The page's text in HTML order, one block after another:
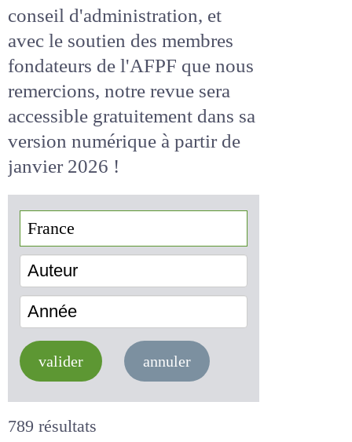
Suite à la décision de notre
conseil d'administration, et
avec le soutien des membres
fondateurs de l'AFPF que nous
remercions, notre revue sera
accessiblegratuitementdans
sa version numérique
de janvier 2026 !
Auteur
valider annuler